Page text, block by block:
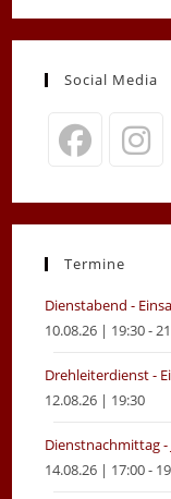
Social Media
in
new
in
new
Termine
Dienstabend -
10.08.26 | 19:30 -
Drehleiterdienst -
12.08.26 | 19:30
Dienstnachmittag
14.08.26 | 17:00 -